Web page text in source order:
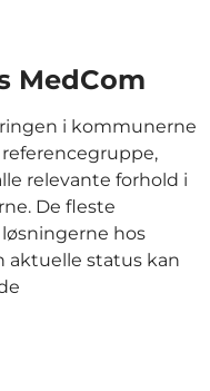
MedCom
i kommunerne
relevante forhold i
De fleste
hos
aktuelle status kan